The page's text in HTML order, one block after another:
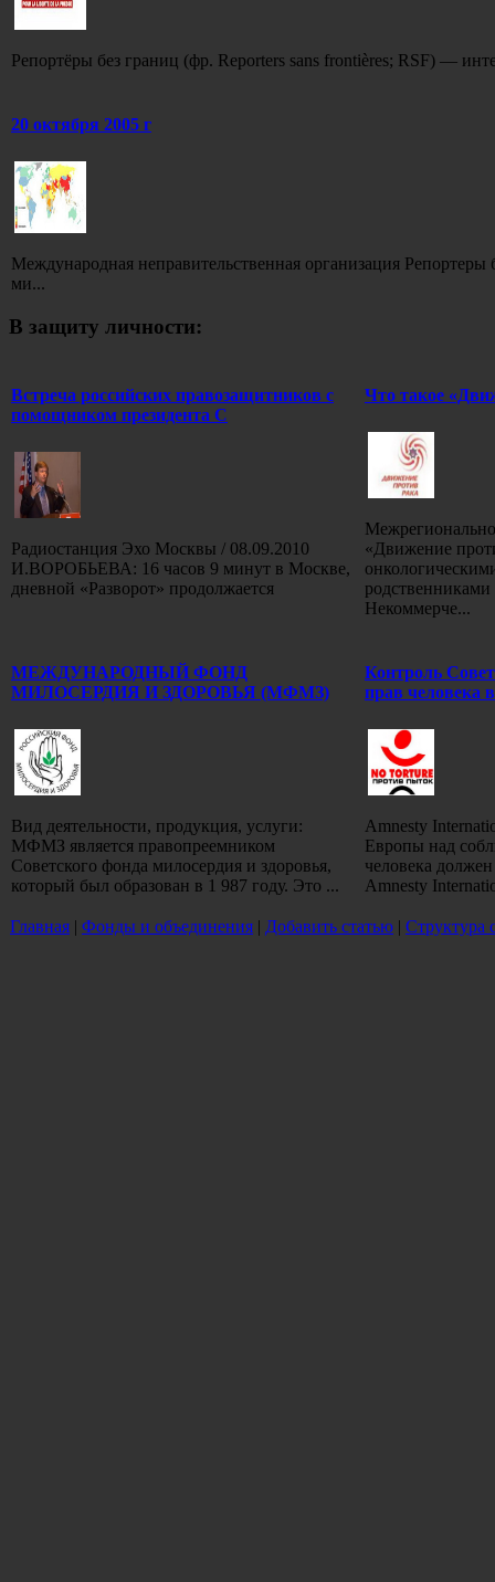
Репортёры без границ (фр. Reporters sans frontières; RSF) —
20 октября 2005 г
Международная неправительственная организация
ми...
В защиту личности:
Встреча российских правозащитников с
помощником президента С
Радиостанция Эхо Москвы / 08.09.2010
И.ВОРОБЬЕВА: 16 часов 9 минут в Москве,
дневной «Разворот» продолжается
Что такое
«Движение
Некоммерче...
МЕЖДУНАРОДНЫЙ ФОНД
МИЛОСЕРДИЯ И ЗДОРОВЬЯ (МФМЗ)
Вид деятельности, продукция, услуги:
МФМЗ является правопреемником
Советского фонда милосердия и здоровья,
который был образован в 1 987 году. Это ...
Контроль
прав человека
Amnesty
Европы над
человека
Amnesty
Главная | Фонды и объединения | Добавить статью | Структура